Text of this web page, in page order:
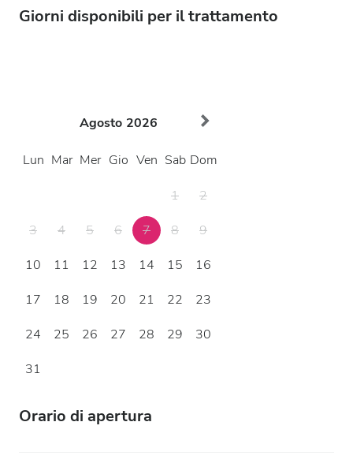
Giorni disponibili per il trattamento
Agosto 2026
Lun Mar Mer Gio Ven Sab Dom
1
2
3
4 5 6 7 8
9
10
11 12 13 14 15
16
17
18 19 20 21 22
23
24
25 26 27 28 29
30
31
Orario di apertura